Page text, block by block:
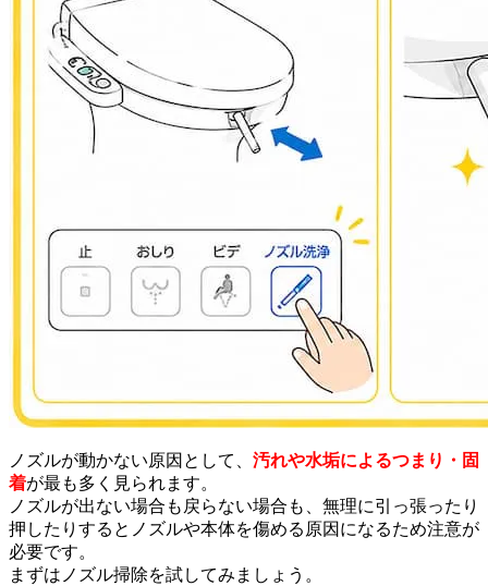
ノズルが動かない原因として、 汚れや水垢によるつまり・固
着が最も多く見られます。
ノズルが出ない場合も戻らない場合も、無理に引っ張ったり
押したりするとノズルや本体を傷める原因になるため注意が
必要です。
まずはノズル掃除を試してみましょう。